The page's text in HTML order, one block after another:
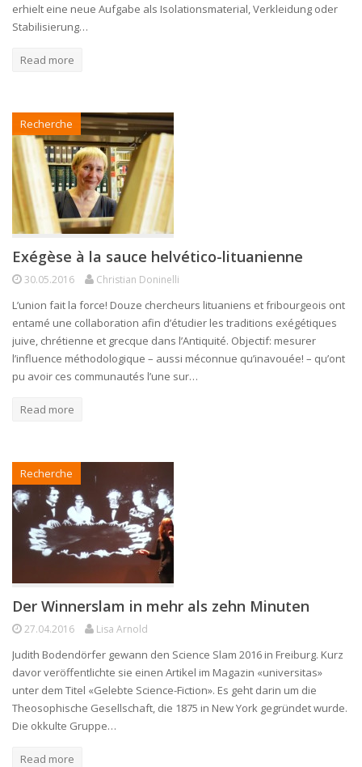
erhielt eine neue Aufgabe als Isolationsmaterial, Verkleidung oder
Stabilisierung…
Read more
Recherche
Exégèse à la sauce helvético-lituanienne
30.05.2016 Christian Doninelli
L’union fait la force! Douze chercheurs lituaniens et fribourgeois ont
entamé une collaboration afin d’étudier les traditions exégétiques
juive, chrétienne et grecque dans l’Antiquité. Objectif: mesurer
l’influence méthodologique – aussi méconnue qu’inavouée! – qu’ont
pu avoir ces communautés l’une sur…
Read more
Recherche
Der Winnerslam in mehr als zehn Minuten
27.04.2016 Lisa Arnold
Judith Bodendörfer gewann den Science Slam 2016 in Freiburg. Kurz
davor veröffentlichte sie einen Artikel im Magazin «universitas»
unter dem Titel «Gelebte Science-Fiction». Es geht darin um die
Theosophische Gesellschaft, die 1875 in New York gegründet wurde.
Die okkulte Gruppe…
Read more